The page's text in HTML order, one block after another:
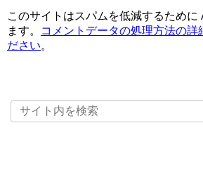
このサイトはスパムを低減するために
ます。
コメントデータの処理方法の詳
ださい。